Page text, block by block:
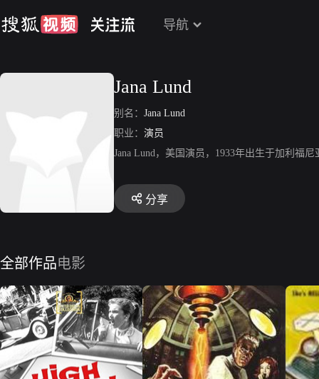
导航
Jana Lund
别名： Jana Lund
职业： 演员
Jana Lund，美国演员，1933年出生于加利福
分享
全部作品电影